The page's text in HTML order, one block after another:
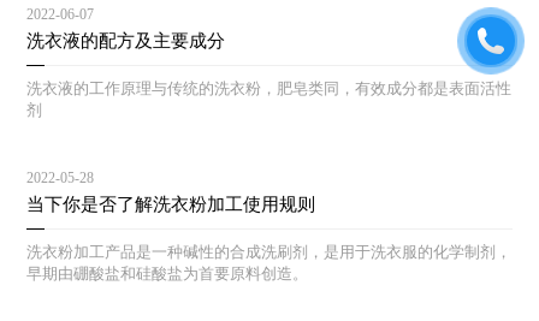
2022-06-07
洗衣液的配方及主要成分
洗衣液的工作原理与传统的洗衣粉，肥皂类同，有效成分都是表面活性
剂
2022-05-28
当下你是否了解洗衣粉加工使用规则
洗衣粉加工产品是一种碱性的合成洗刷剂，是用于洗衣服的化学制剂，
早期由硼酸盐和硅酸盐为首要原料创造。